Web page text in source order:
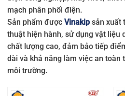
mạch phân phối điện.
Sản phẩm được Vinakip sản xuất
thuật hiện hành, sử dụng vật liệu
chất lượng cao, đảm bảo tiếp
dài và khả năng làm việc an toàn
môi trường.